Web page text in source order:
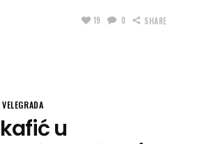
19 0 SHARE
u